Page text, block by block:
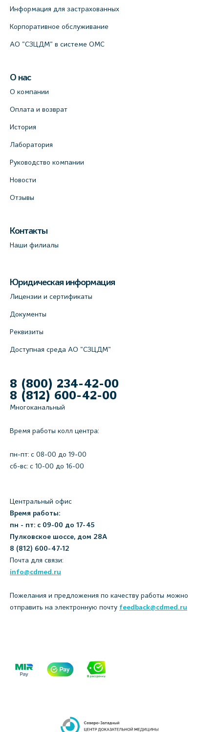
Информация для застрахованных
Корпоративное обслуживание
АО "СЗЦДМ" в системе ОМС
О нас
О компании
Оплата и возврат
История
Лаборатория
Руководство компании
Новости
Отзывы
Контакты
Наши филиалы
Юридическая информация
Лицензии и сертификаты
Документы
Реквизиты
Доступная среда АО "СЗЦДМ"
8 (800) 234-42-00
8 (812) 600-42-00
Многоканальный
Время работы колл центра:
пн-пт: c 08-00 до 19-00
сб-вс: с 10-00 до 16-00
Центральный офис
Время работы:
пн - пт: с 09-00 до 17-45
Пулковское шоссе, дом 28А
8 (812) 600-47-12
Почта для связи:
info@cdmed.ru
Пожелания и предложения по качеству работы можно
отправить на электронную почту feedback@cdmed.ru